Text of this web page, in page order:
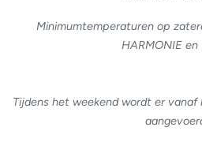
Minimumtemperaturen op
HARMONIE en
Tijdens het weekend wordt er